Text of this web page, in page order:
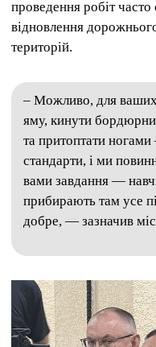
проведення робіт часто
відновлення
територій.
– Можливо, для ваших
яму, кинути
та притоптати
стандарти, і ми
вами завдання —
прибирають там усе
добре, — зазначив